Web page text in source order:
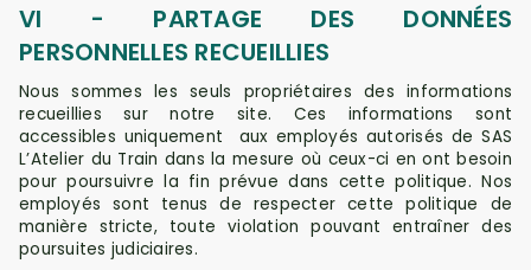
VI - PARTAGE DES DONNÉES
PERSONNELLES RECUEILLIES
Nous sommes les seuls propriétaires des informations
recueillies sur notre site. Ces informations sont
accessibles uniquement aux employés autorisés de SAS
L’Atelier du Train dans la mesure où ceux-ci en ont besoin
pour poursuivre la fin prévue dans cette politique. Nos
employés sont tenus de respecter cette politique de
manière stricte, toute violation pouvant entraîner des
poursuites judiciaires.